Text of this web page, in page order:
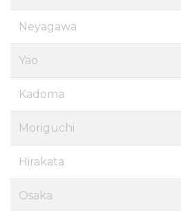
Neyagawa
Yao
Kadoma
Moriguchi
Hirakata
Osaka